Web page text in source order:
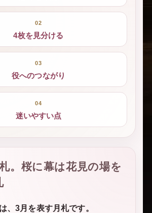
02
4枚を見分ける
03
役へのつながり
04
迷いやすい点
。桜に幕は花見の場を
、3月を表す月札です。